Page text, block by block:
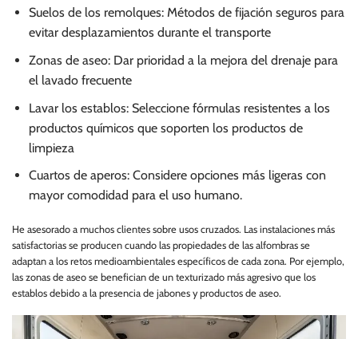
Suelos de los remolques: Métodos de fijación seguros para
evitar desplazamientos durante el transporte
Zonas de aseo: Dar prioridad a la mejora del drenaje para
el lavado frecuente
Lavar los establos: Seleccione fórmulas resistentes a los
productos químicos que soporten los productos de
limpieza
Cuartos de aperos: Considere opciones más ligeras con
mayor comodidad para el uso humano.
He asesorado a muchos clientes sobre usos cruzados. Las instalaciones más
satisfactorias se producen cuando las propiedades de las alfombras se
adaptan a los retos medioambientales específicos de cada zona. Por ejemplo,
las zonas de aseo se benefician de un texturizado más agresivo que los
establos debido a la presencia de jabones y productos de aseo.